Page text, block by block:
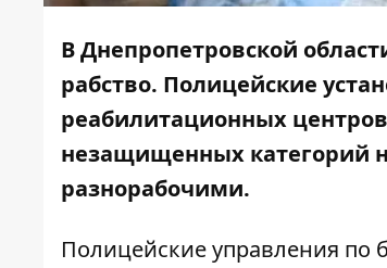
В Днепропетровской
рабство. Полицейские
реабилитационных
незащищенных категорий
разнорабочими.
Полицейские управления по